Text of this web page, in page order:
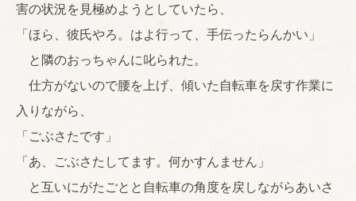
害の状況を見極めようとしていたら、
「ほら、彼氏やろ。はよ行って、手伝ったらんかい」
と隣のおっちゃんに叱られた。
仕方がないので腰を上げ、傾いた自転車を戻す作業に
入りながら、
「ごぶさたです」
「あ、ごぶさたしてます。何かすんません」
と互いにがたごとと自転車の角度を戻しながらあいさ